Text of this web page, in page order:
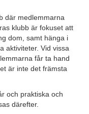
där medlemmarna
klubb är fokuset att
dom, samt hänga i
aktiviteter. Vid vissa
får ta hand
är inte det främsta
och praktiska och
därefter.